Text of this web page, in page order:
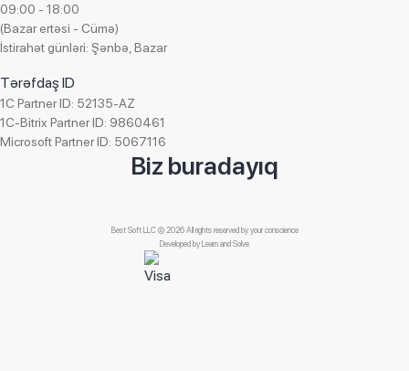
09:00 - 18:00
(Bazar ertəsi - Cümə)
İstirahət günləri: Şənbə, Bazar
Tərəfdaş ID
1C Partner ID: 52135-AZ
1C-Bitrix Partner ID: 9860461
Microsoft Partner ID: 5067116
Biz buradayıq
Best Soft LLC © 2026 All rights reserved by your conscience
Developed byLearn and Solve